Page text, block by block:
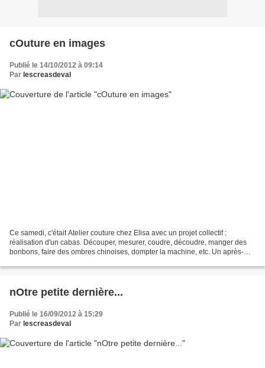
cOuture en images
Publié le 14/10/2012 à 09:14
Par lescreasdeval
Ce samedi, c'était Atelier couture chez Elisa avec un projet collectif :
réalisation d'un cabas. Découper, mesurer, coudre, découdre, manger des
bonbons, faire des ombres chinoises, dompter la machine, etc. Un après-
nOtre petite dernière...
Publié le 16/09/2012 à 15:29
Par lescreasdeval